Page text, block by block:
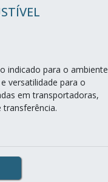
indicado para o ambiente
versatilidade para o
em transportadoras,